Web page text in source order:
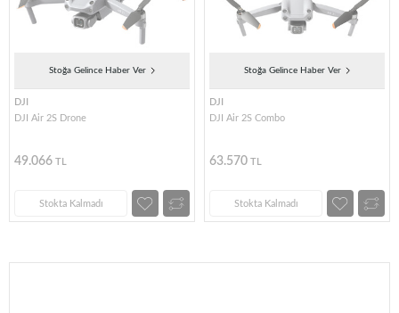
Stoğa Gelince Haber Ver
DJI
DJI Air 2S Drone
49.066 TL
Stokta Kalmadı
Stoğa Gelince Haber Ver
DJI
DJI Air 2S Combo
63.570 TL
Stokta Kalmadı